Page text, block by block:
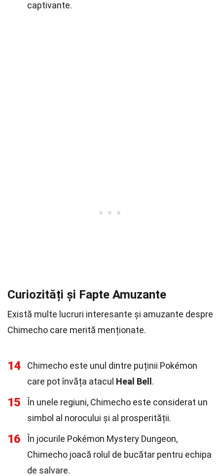
captivante.
Curiozități și Fapte Amuzante
Există multe lucruri interesante și amuzante despre
Chimecho care merită menționate.
14
Chimecho este unul dintre puținii Pokémon
care pot învăța atacul Heal Bell .
15
În unele regiuni, Chimecho este considerat un
simbol al norocului și al prosperității.
16
În jocurile Pokémon Mystery Dungeon,
Chimecho joacă rolul de bucătar pentru echipa
de salvare.